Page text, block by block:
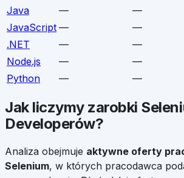
Java
— —
JavaScript — —
.NET
— —
Node.js
— —
Python
— —
Jak liczymy zarobki
Developerów?
Analiza obejmuje aktywne oferty
Selenium, w których pracodawca